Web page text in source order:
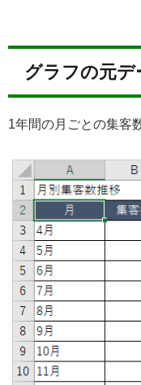
グラフの元デ
1年間の月ごとの集客